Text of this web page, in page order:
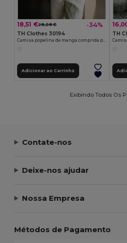
18,51 €28,08 € -34%
TH Clothes 30194
Camisa popelina de manga comprida para homem. Cor branca
Adicionar ao Carrinho
TH
Exibindo Todos Os
Contate-nos
Deixe-nos ajudar
Nossa Empresa
Métodos de Pagamento